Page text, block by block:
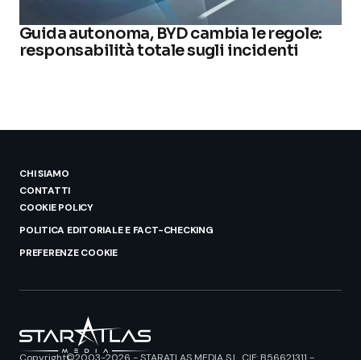
Guida autonoma, BYD cambia le regole:
responsabilità totale sugli incidenti
CHI SIAMO
CONTATTI
COOKIE POLICY
POLITICA EDITORIALE E FACT-CHECKING
PREFERENZE COOKIE